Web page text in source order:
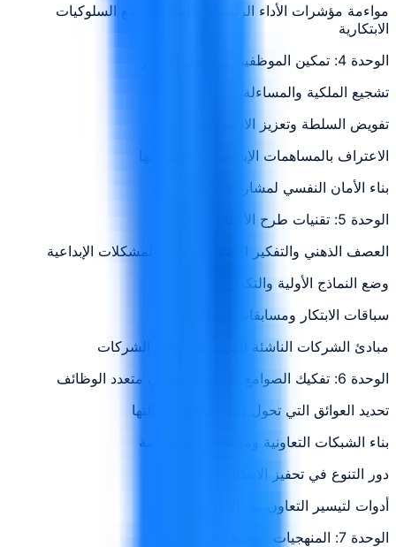
مواءمة مؤشرات الأداء الرئيسية والمكافآت مع السلوكيات
الابتكارية
الوحدة 4: تمكين الموظفين من أجل الابتكار
تشجيع الملكية والمساءلة
تفويض السلطة وتعزيز الاستقلالية
الاعتراف بالمساهمات الإبداعية والاحتفاء بها
بناء الأمان النفسي لمشاركة الأفكار
الوحدة 5: تقنيات طرح الأفكار والتجريب
العصف الذهني والتفكير التصميمي وحل المشكلات الإبداعية
وضع النماذج الأولية والتكرار السريع
سباقات الابتكار ومسابقات الهاكاثون
مبادئ الشركات الناشئة المرنة في بيئات الشركات
الوحدة 6: تفكيك الصوامع من أجل التعاون متعدد الوظائف
تحديد العوائق التي تحول دون التعاون وإزالتها
بناء الشبكات التعاونية ومجتمعات الممارسة
دور التنوع في تحفيز الابتكار
أدوات لتيسير التعاون بين الإدارات
الوحدة 7: المنهجيات الرشيقة في العمل